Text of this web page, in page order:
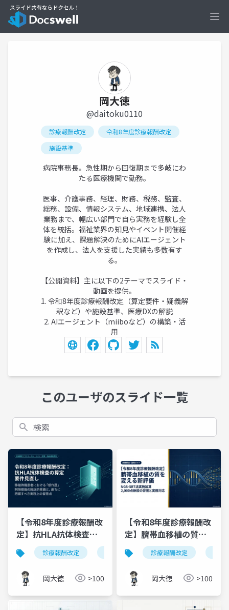
岡大徳
@daitoku0110
診療報酬改定
令和8年度診療報酬改定
施設基準
病院事務長。急性期から回復期まで多岐にわ
たる医療機関で勤務。
医事、介護事務、経理、財務、税務、監査、
総務、設備、情報システム、地域連携、法人
業務まで、幅広い部門で自ら実務を経験し全
体を統括。福祉業界の知見やイベント開催経
験に加え、課題解決のためにAIエージェント
を作成し、法人を支援した実績も多数有す
る。
【公開資料】主に以下の2テーマでスライド・
動画を提供。
1. 令和8年度診療報酬改定（算定要件・疑義解
釈など）や施設基準、医療DXの解説
2. AIエージェント（miiboなど）の構築・活
用
このユーザのスライド一覧
検索
【令和8年度診療報酬改
定】抗HLA抗体検査の
算定要件見直し｜移植
待機患者の「感作歴」
制限撤廃と実務対応
診療報酬改定 令和8年度診療報酬改定 抗hla抗体
岡大徳 >100
【令和8年度診療報酬改
定】臍帯血移植の質を
変える新評価 ― NGS-
SBT法実施加算2,000点
の背景と実務対応
診療報酬改定
岡大徳 >100